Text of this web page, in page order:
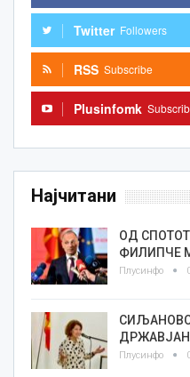
Twitter Followers
RSS Subscribe
Plusinfomk
Најчитани
ОД
ФИЛИПЧЕ
Плусинфо
Плусинфо